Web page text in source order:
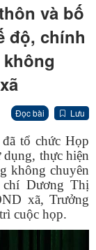
và bố
độ, chính
Đọc bài Lưu
tổ chức Họp
thực hiện
không chuyên
Dương Thị
xã, Trưởng
cuộc họp.